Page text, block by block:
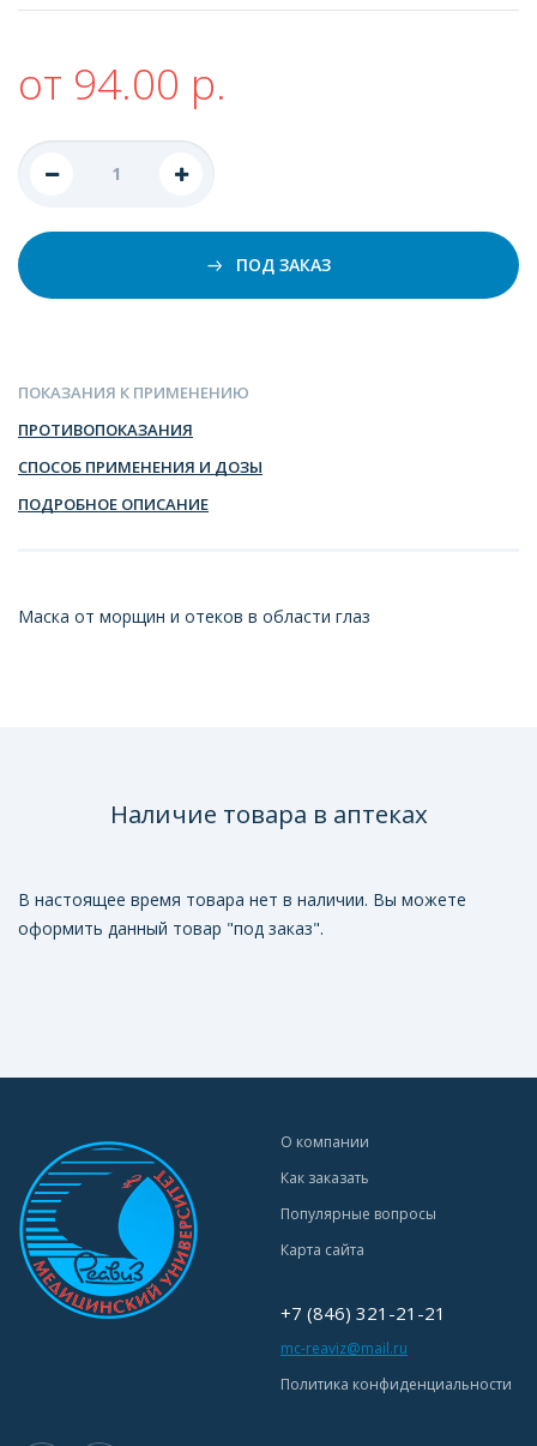
от 94.00 р.
ПОД ЗАКАЗ
ПОКАЗАНИЯ К ПРИМЕНЕНИЮ
ПРОТИВОПОКАЗАНИЯ
СПОСОБ ПРИМЕНЕНИЯ И ДОЗЫ
ПОДРОБНОЕ ОПИСАНИЕ
Маска от морщин и отеков в области глаз
Наличие товара в аптеках
В настоящее время товара нет в наличии. Вы можете
оформить данный товар "под заказ".
О компании
Как заказать
Популярные вопросы
Карта сайта
+7 (846) 321-21-21
mc-reaviz@mail.ru
Политика конфиденциальности